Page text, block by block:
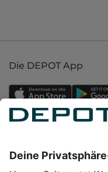
Die DEPOT App